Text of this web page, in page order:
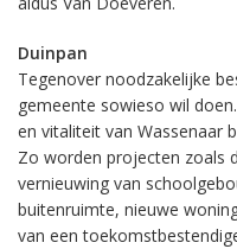
Duinpan
Tegenover noodzakelijke
gemeente sowieso wil
en vitaliteit van Wassenaar
Zo worden projecten zoals
vernieuwing van
buitenruimte, nieuwe
van een